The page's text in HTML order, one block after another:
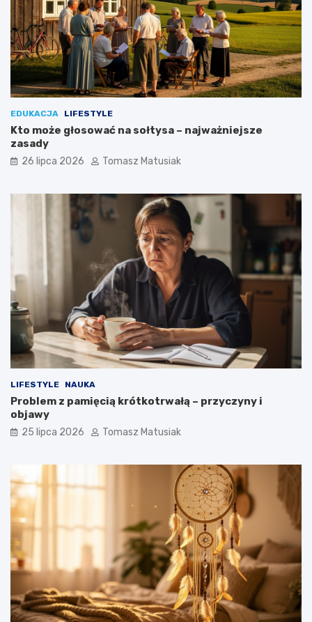
w
e
?
EDUKACJA LIFESTYLE
Kto może głosować na sołtysa – najważniejsze
zasady
26 lipca 2026 Tomasz Matusiak
LIFESTYLE NAUKA
Problem z pamięcią krótkotrwałą – przyczyny i
objawy
25 lipca 2026 Tomasz Matusiak